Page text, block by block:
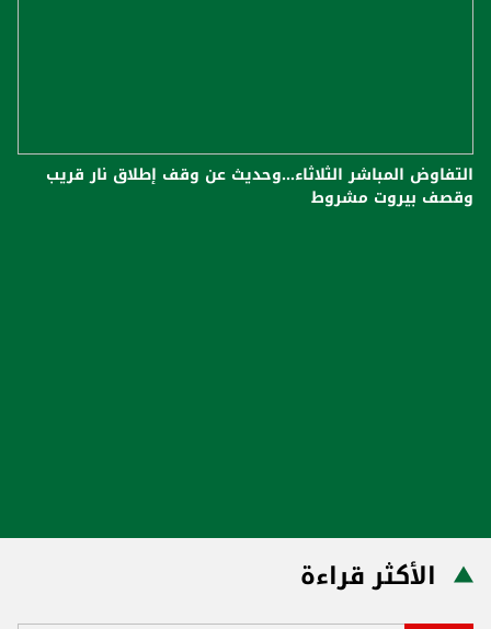
التفاوض المباشر الثلاثاء...وحديث عن وقف إطلاق نار قريب
وقصف بيروت مشروط
الأكثر قراءة